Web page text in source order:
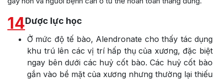
14Dược lực học
Ở mức độ tế bào, Alendronate cho thấy tác dụng
khu trú lên các vị trí hấp thụ của xương, đặc biệt
ngay bên dưới các huỷ cốt bào. Các huỷ cốt bào
gắn vào bề mặt của xương nhưng thường lại thiếu